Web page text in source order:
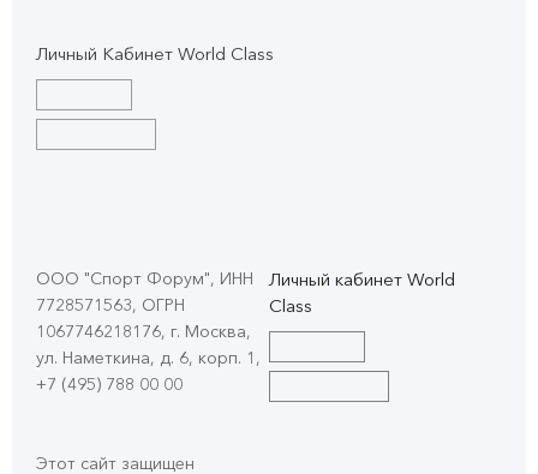
Личный Кабинет World Class
ООО "Спорт Форум", ИНН
7728571563, ОГРН
1067746218176, г. Москва,
ул. Наметкина, д. 6, корп. 1 ,
+7 (495) 788 00 00
Этот сайт защищен
Личный кабинет World
Class